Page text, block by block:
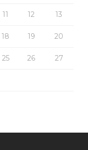
11 12 13
18 19 20
25 26 27